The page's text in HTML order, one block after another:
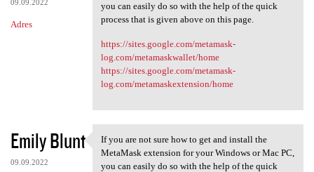
09.09.2022
Adres
you can easily do so with the help of the quick
process that is given above on this page.
https://sites.google.com/metamask-
log.com/metamaskwallet/home
https://sites.google.com/metamask-
log.com/metamaskextension/home
Emily Blunt
09.09.2022
If you are not sure how to
If you are not sure how to get and install the
MetaMask extension for your Windows or Mac PC,
you can easily do so with the help of the quick